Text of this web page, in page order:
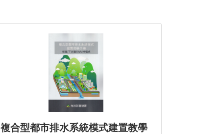
複合型都市排水系統模式建置教學